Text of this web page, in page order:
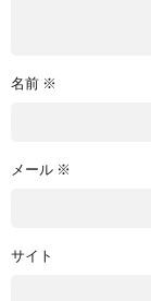
名前 ※
メール ※
サイト